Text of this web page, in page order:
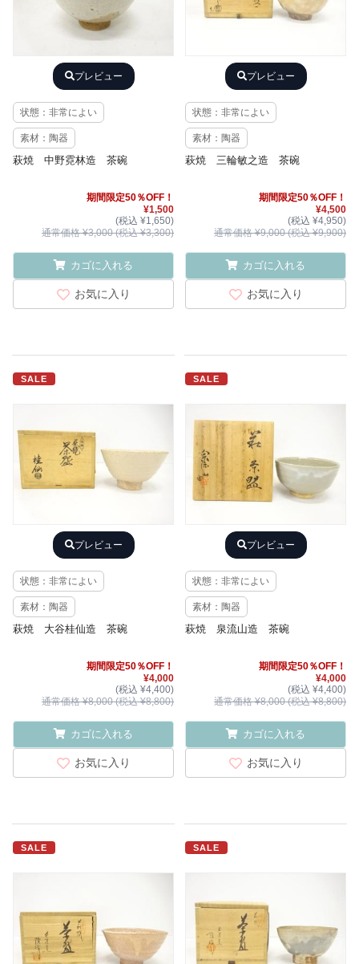
プレビュー
状態：非常によい
素材：陶器
萩焼 中野霓林造 茶碗
期間限定50％OFF！
¥1,500
(税込 ¥1,650)
通常価格 ¥3,000 (税込 ¥3,300)
カゴに入れる
お気に入り
プレビュー
状態：非常によい
素材：陶器
萩焼 三輪敏之造 茶碗
期間限定50％OFF！
¥4,500
(税込 ¥4,950)
通常価格 ¥9,000 (税込 ¥9,900)
カゴに入れる
お気に入り
SALE
プレビュー
状態：非常によい
素材：陶器
萩焼 大谷桂仙造 茶碗
期間限定50％OFF！
¥4,000
(税込 ¥4,400)
通常価格 ¥8,000 (税込 ¥8,800)
カゴに入れる
お気に入り
SALE
プレビュー
状態：非常によい
素材：陶器
萩焼 泉流山造 茶碗
期間限定50％OFF！
¥4,000
(税込 ¥4,400)
通常価格 ¥8,000 (税込 ¥8,800)
カゴに入れる
お気に入り
SALE SALE